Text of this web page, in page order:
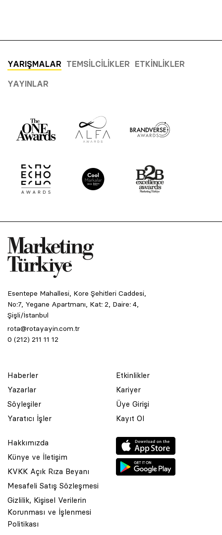
YARIŞMALAR TEMSILCILIKLER ETKINLIKLER
YAYINLAR
Esentepe Mahallesi, Kore Şehitleri Caddesi,
No:7, Yegane Apartmanı, Kat: 2, Daire: 4,
Şişli/İstanbul
rota@rotayayin.com.tr
0 (212) 211 11 12
Haberler
Yazarlar
Söyleşiler
Yaratıcı İşler
Etkinlikler
Kariyer
Üye Girişi
Kayıt Ol
Hakkımızda
Künye ve İletişim
KVKK Açık Rıza Beyanı
Mesafeli Satış Sözleşmesi
Gizlilik, Kişisel Verilerin
Korunması ve İşlenmesi
Politikası
© 2001 Rota Yayın Yapım Tanıtım Tic. Ltd. Şti. Bu Sitede Bulunan